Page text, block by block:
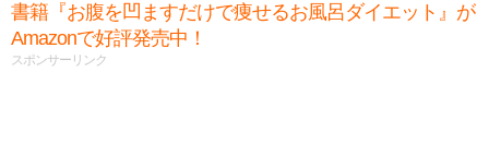
書籍『お腹を凹ますだけで痩せるお風呂ダイエット』が
Amazonで好評発売中！
スポンサーリンク